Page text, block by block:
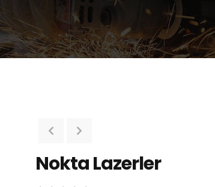
Nokta Lazerler